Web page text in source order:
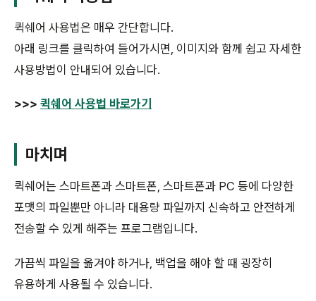
퀵쉐어 사용법은 매우 간단합니다.
아래 링크를 클릭하여 들어가시면, 이미지와 함께 쉽고 자세한
사용방법이 안내되어 있습니다.
>>> 퀵쉐어 사용법 바로가기
마치며
퀵쉐어는 스마트폰과 스마트폰, 스마트폰과 PC 등에 다양한
포맷의 파일뿐만 아니라 대용량 파일까지 신속하고 안전하게
전송할 수 있게 해주는 프로그램입니다.
가끔씩 파일을 옮겨야 하거나, 백업을 해야 할 때 굉장히
유용하게 사용될 수 있습니다.